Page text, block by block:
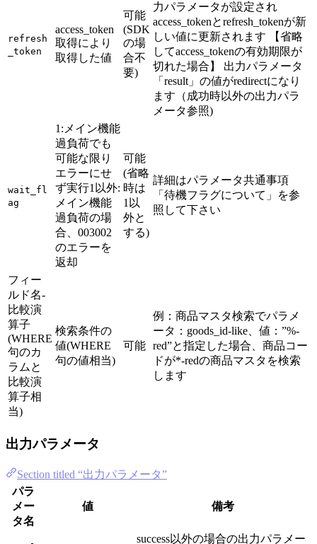
refresh
_token
access_token
取得により
取得した値
可能
(SDK
の場
合不
要)
力パラメータが設定され
access_tokenとrefresh_tokenが新
しい値に更新されます 【省略
してaccess_tokenの有効期限が
切れた場合】 出力パラメータ
「result」の値がredirectになり
ます（成功時以外の出力パラ
メータ参照)
wait_fl
ag
1:メイン機能
過負荷でも
可能な限り
エラーにせ
ず実行1以外:
メイン機能
過負荷の場
合、003002
のエラーを
返却
可能
(省略
時は
1以
外と
する)
詳細はパラメータ共通事項
「待機フラグについて」を参
照して下さい
フィー
ルド名-
比較演
算子
(WHERE
句のカ
ラムと
比較演
算子相
当)
検索条件の
値(WHERE
句の値相当)
可能
例：商品マスタ検索でパラメ
ータ：goods_id-like、値：”%-
red”と指定した場合、商品コー
ドが*-redの商品マスタを検索
します
出力パラメータ
Section titled “出力パラメータ”
パラ
メー
タ名
値 備考
success以外の場合の出力パラメー